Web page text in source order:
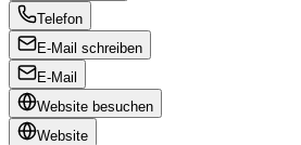
Telefon
E-Mail schreiben
E-Mail
Website besuchen
Website